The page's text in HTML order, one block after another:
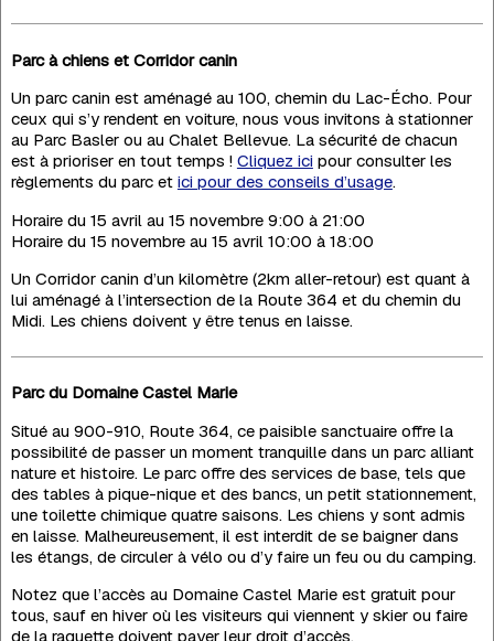
Parc à chiens et Corridor canin
Un parc canin est aménagé au 100, chemin du Lac-Écho. Pour
ceux qui s’y rendent en voiture, nous vous invitons à stationner
au Parc Basler ou au Chalet Bellevue. La sécurité de chacun
est à prioriser en tout temps ! Cliquez ici pour consulter les
règlements du parc et ici pour des conseils d’usage.
Horaire du 15 avril au 15 novembre 9:00 à 21:00
Horaire du 15 novembre au 15 avril 10:00 à 18:00
Un Corridor canin d’un kilomètre (2km aller-retour) est quant à
lui aménagé à l’intersection de la Route 364 et du chemin du
Midi. Les chiens doivent y être tenus en laisse.
Parc du Domaine Castel Marie
Situé au 900-910, Route 364, ce paisible sanctuaire offre la
possibilité de passer un moment tranquille dans un parc alliant
nature et histoire. Le parc offre des services de base, tels que
des tables à pique-nique et des bancs, un petit stationnement,
une toilette chimique quatre saisons. Les chiens y sont admis
en laisse. Malheureusement, il est interdit de se baigner dans
les étangs, de circuler à vélo ou d’y faire un feu ou du camping.
Notez que l’accès au Domaine Castel Marie est gratuit pour
tous, sauf en hiver où les visiteurs qui viennent y skier ou faire
de la raquette doivent payer leur droit d’accès.